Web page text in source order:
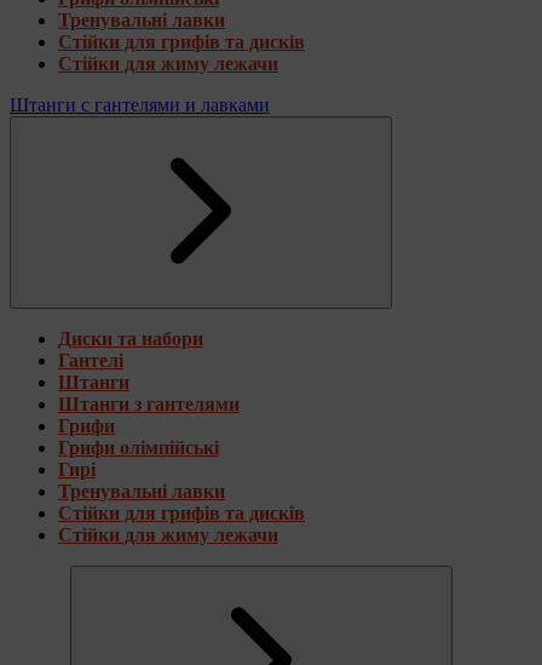
Тренувальні лавки
Стійки для грифів та дисків
Стійки для жиму лежачи
Штанги с гантелями и лавками
Диски та набори
Гантелі
Штанги
Штанги з гантелями
Грифи
Грифи олімпійські
Гирі
Тренувальні лавки
Стійки для грифів та дисків
Стійки для жиму лежачи